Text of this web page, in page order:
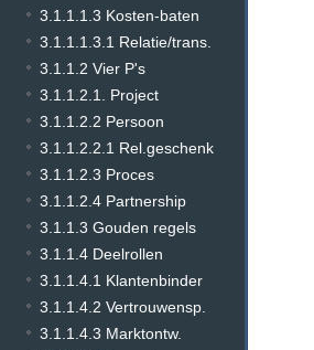
3.1.1.1.3 Kosten-baten
3.1.1.1.3.1 Relatie/trans.
3.1.1.2 Vier P's
3.1.1.2.1. Project
3.1.1.2.2 Persoon
3.1.1.2.2.1 Rel.geschenk
3.1.1.2.3 Proces
3.1.1.2.4 Partnership
3.1.1.3 Gouden regels
3.1.1.4 Deelrollen
3.1.1.4.1 Klantenbinder
3.1.1.4.2 Vertrouwensp.
3.1.1.4.3 Marktontw.